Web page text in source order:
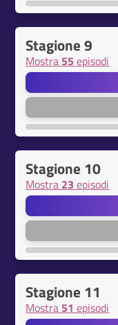
Stagione 9
Mostra 55 episodi
Stagione 10
Mostra 23 episodi
Stagione 11
Mostra 51 episodi